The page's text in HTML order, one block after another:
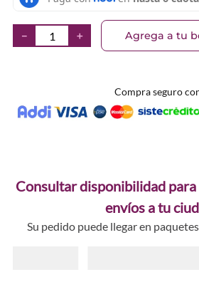
＋
－ Agrega a tu
Compra seguro
Consultar disponibilidad
envíos a tu
Su pedido puede llegar en